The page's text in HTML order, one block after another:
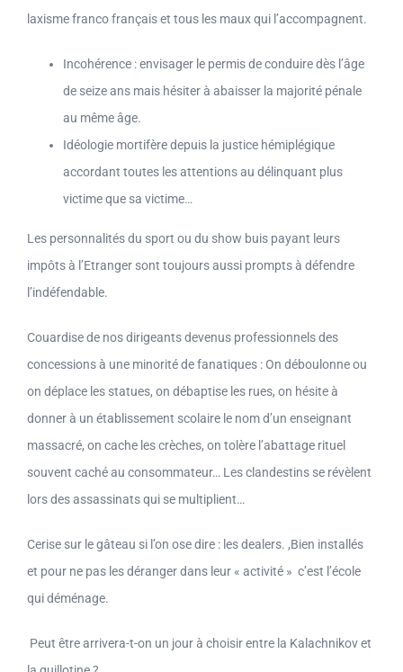
laxisme franco français et tous les maux qui l’accompagnent.
Incohérence : envisager le permis de conduire dès l’âge
de seize ans mais hésiter à abaisser la majorité pénale
au même âge.
Idéologie mortifère depuis la justice hémiplégique
accordant toutes les attentions au délinquant plus
victime que sa victime…
Les personnalités du sport ou du show buis payant leurs
impôts à l’Etranger sont toujours aussi prompts à défendre
l’indéfendable.
Couardise de nos dirigeants devenus professionnels des
concessions à une minorité de fanatiques : On déboulonne ou
on déplace les statues, on débaptise les rues, on hésite à
donner à un établissement scolaire le nom d’un enseignant
massacré, on cache les crèches, on tolère l’abattage rituel
souvent caché au consommateur… Les clandestins se révèlent
lors des assassinats qui se multiplient…
Cerise sur le gâteau si l’on ose dire : les dealers. ,Bien installés
et pour ne pas les déranger dans leur « activité » c’est l’école
qui déménage.
Peut être arrivera-t-on un jour à choisir entre la Kalachnikov et